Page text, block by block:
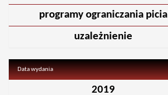
programy ograniczania picia
uzależnienie
Data wydania
2019